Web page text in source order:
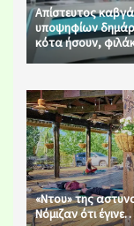
Απίστευτος
υποψηφίων
κότα ήσουν,
«Ντου» της
Νόμιζαν ότι